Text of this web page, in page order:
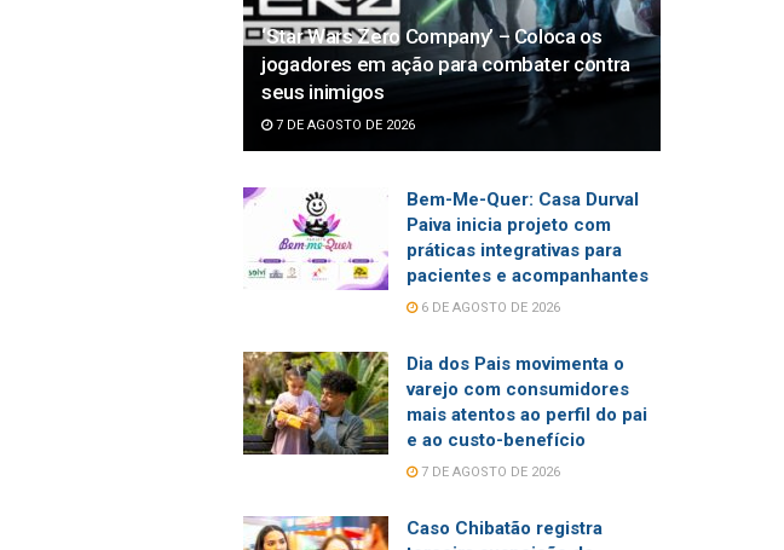
‘Star Wars Zero Company’ – Coloca os
jogadores em ação para combater contra
seus inimigos
7 DE AGOSTO DE 2026
Bem-Me-Quer: Casa Durval
Paiva inicia projeto com
práticas integrativas para
pacientes e acompanhantes
6 DE AGOSTO DE 2026
Dia dos Pais movimenta o
varejo com consumidores
mais atentos ao perfil do pai
e ao custo-benefício
7 DE AGOSTO DE 2026
Caso Chibatão registra